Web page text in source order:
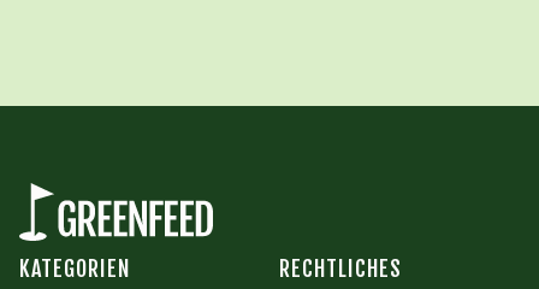
KATEGORIEN RECHTLICHES